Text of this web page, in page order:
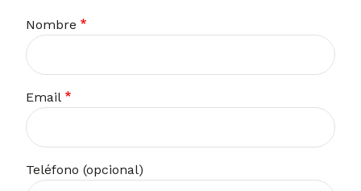
Nombre
Email
Teléfono (opcional)